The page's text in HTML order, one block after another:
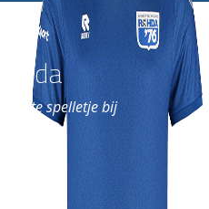
spelletje bij